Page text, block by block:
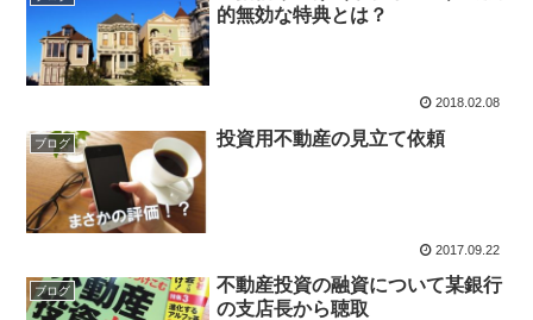
的無効な特典とは？
2018.02.08
ブログ 投資用不動産の見立て依頼
2017.09.22
ブログ
不動産投資の融資について某銀行
の支店長から聴取